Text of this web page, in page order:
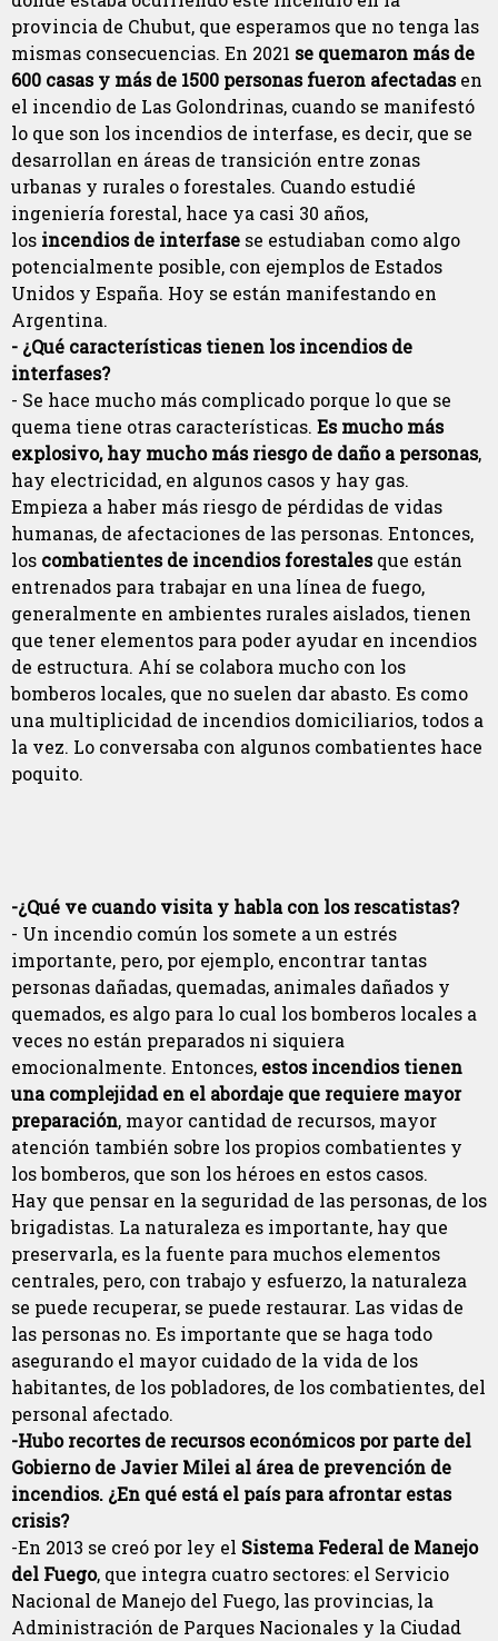
provincia de Chubut, que esperamos que no tenga las
mismas consecuencias. En 2021 se quemaron más de
600 casas y más de 1500 personas fueron afectadasen
el incendio de Las Golondrinas, cuando se manifestó
lo que son los incendios de interfase, es decir, que se
desarrollan en áreas de transición entre zonas
urbanas y rurales o forestales. Cuando estudié
ingeniería forestal, hace ya casi 30 años,
los incendios de interfase se estudiaban como algo
potencialmente posible, con ejemplos de Estados
Unidos y España. Hoy se están manifestando en
Argentina.
- ¿Qué características tienen los incendios de
interfases?
- Se hace mucho más complicado porque lo que se
quema tiene otras características. Es mucho más
explosivo, hay mucho más riesgo de daño a personas,
hay electricidad, en algunos casos y hay gas.
Empieza a haber más riesgo de pérdidas de vidas
humanas, de afectaciones de las personas. Entonces,
los combatientes de incendios forestalesque están
entrenados para trabajar en una línea de fuego,
generalmente en ambientes rurales aislados, tienen
que tener elementos para poder ayudar en incendios
de estructura. Ahí se colabora mucho con los
bomberos locales, que no suelen dar abasto. Es como
una multiplicidad de incendios domiciliarios, todos a
la vez. Lo conversaba con algunos combatientes hace
poquito.
-¿Qué ve cuando visita y habla con los rescatistas?
- Un incendio común los somete a un estrés
importante, pero, por ejemplo, encontrar tantas
personas dañadas, quemadas, animales dañados y
quemados, es algo para lo cual los bomberos locales a
veces no están preparados ni siquiera
emocionalmente. Entonces, estos incendios tienen
una complejidad en el abordaje que requiere mayor
preparación, mayor cantidad de recursos, mayor
atención también sobre los propios combatientes y
los bomberos, que son los héroes en estos casos.
Hay que pensar en la seguridad de las personas, de los
brigadistas. La naturaleza es importante, hay que
preservarla, es la fuente para muchos elementos
centrales, pero, con trabajo y esfuerzo, la naturaleza
se puede recuperar, se puede restaurar. Las vidas de
las personas no. Es importante que se haga todo
asegurando el mayor cuidado de la vida de los
habitantes, de los pobladores, de los combatientes, del
personal afectado.
-Hubo recortes de recursos económicos por parte del
Gobierno de Javier Milei al área de prevención de
incendios. ¿En qué está el país para afrontar estas
crisis?
-En 2013 se creó por ley el Sistema Federal de Manejo
del Fuego, que integra cuatro sectores: el Servicio
Nacional de Manejo del Fuego, las provincias, la
Administración de Parques Nacionales y la Ciudad